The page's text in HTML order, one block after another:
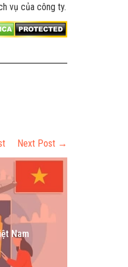
vụ của công ty.
Next Post →
Nam